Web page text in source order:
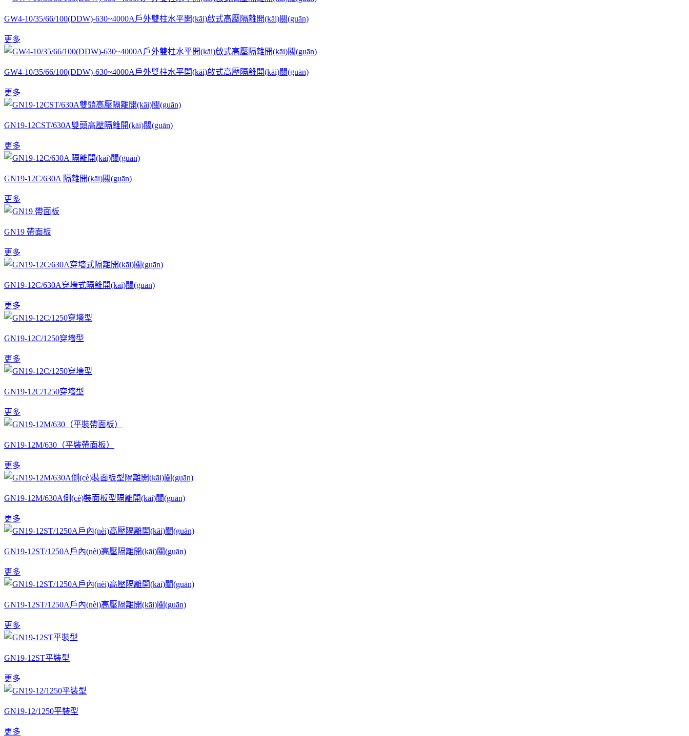
GW4-10/35/66/100(DDW)-630~4000A戶外雙柱水平開(kāi)啟式高壓隔離開(kāi)關(guān)
更多
GW4-10/35/66/100(DDW)-630~4000A戶外雙柱水平開(kāi)啟式高壓隔離開(kāi)關(guān)
更多
GN19-12CST/630A雙頭高壓隔離開(kāi)關(guān)
更多
GN19-12C/630A 隔離開(kāi)關(guān)
更多
GN19 帶面板
更多
GN19-12C/630A穿墻式隔離開(kāi)關(guān)
更多
GN19-12C/1250穿墻型
更多
GN19-12C/1250穿墻型
更多
GN19-12M/630（平裝帶面板）
更多
GN19-12M/630A側(cè)裝面板型隔離開(kāi)關(guān)
更多
GN19-12ST/1250A戶內(nèi)高壓隔離開(kāi)關(guān)
更多
GN19-12ST/1250A戶內(nèi)高壓隔離開(kāi)關(guān)
更多
GN19-12ST平裝型
更多
GN19-12/1250平裝型
更多